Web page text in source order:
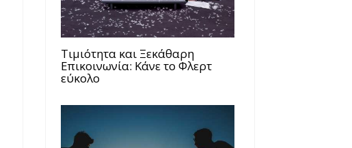
Τιμιότητα και Ξεκάθαρη
Επικοινωνία: Κάνε το Φλερτ
εύκολο